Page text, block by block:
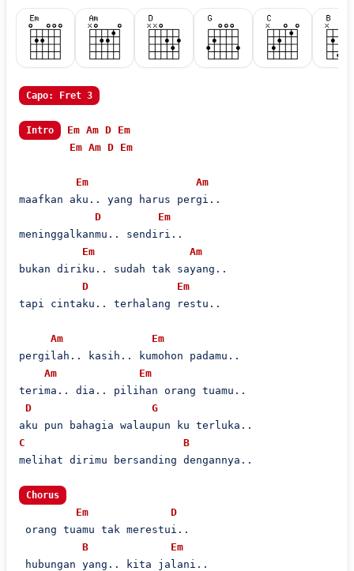
Capo: Fret 3
Intro Em Am D
Em
Em Am D Em
Em
Am
maafkan aku.. yang harus pergi..
D
Em
meninggalkanmu.. sendiri..
Em
Am
bukan diriku.. sudah tak sayang..
D
Em
tapi cintaku.. terhalang restu..
Am
Em
pergilah.. kasih.. kumohon padamu..
Am
Em
terima.. dia.. pilihan orang tuamu..
D
G
C
B
melihat dirimu bersanding dengannya..
Chorus
Em
D
orang tuamu tak merestui..
B
Em
hubungan yang.. kita jalani..